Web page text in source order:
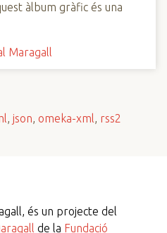
àlbum gràfic és una
Maragall
, json, omeka-xml, rss2
és un projecte del
de la Fundació